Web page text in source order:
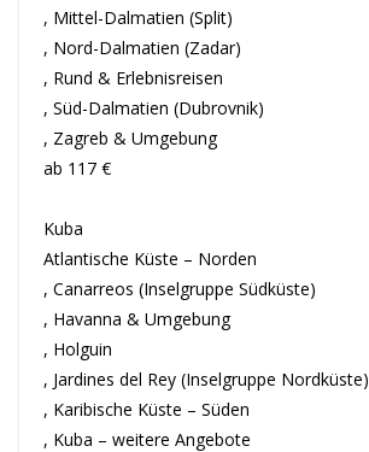
, Mittel-Dalmatien (Split)
, Nord-Dalmatien (Zadar)
, Rund & Erlebnisreisen
, Süd-Dalmatien (Dubrovnik)
, Zagreb & Umgebung
ab 117 €
Kuba
Atlantische Küste – Norden
, Canarreos (Inselgruppe Südküste)
, Havanna & Umgebung
, Holguin
, Jardines del Rey (Inselgruppe Nordküste)
, Karibische Küste – Süden
, Kuba – weitere Angebote